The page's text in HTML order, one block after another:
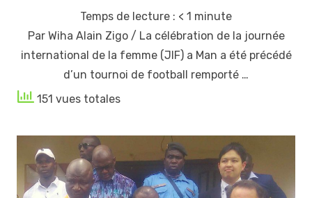
Temps de lecture : < 1 minute
Par Wiha Alain Zigo / La célébration de la journée
international de la femme (JIF) a Man a été précédé
d’un tournoi de football remporté …
151 vues totales